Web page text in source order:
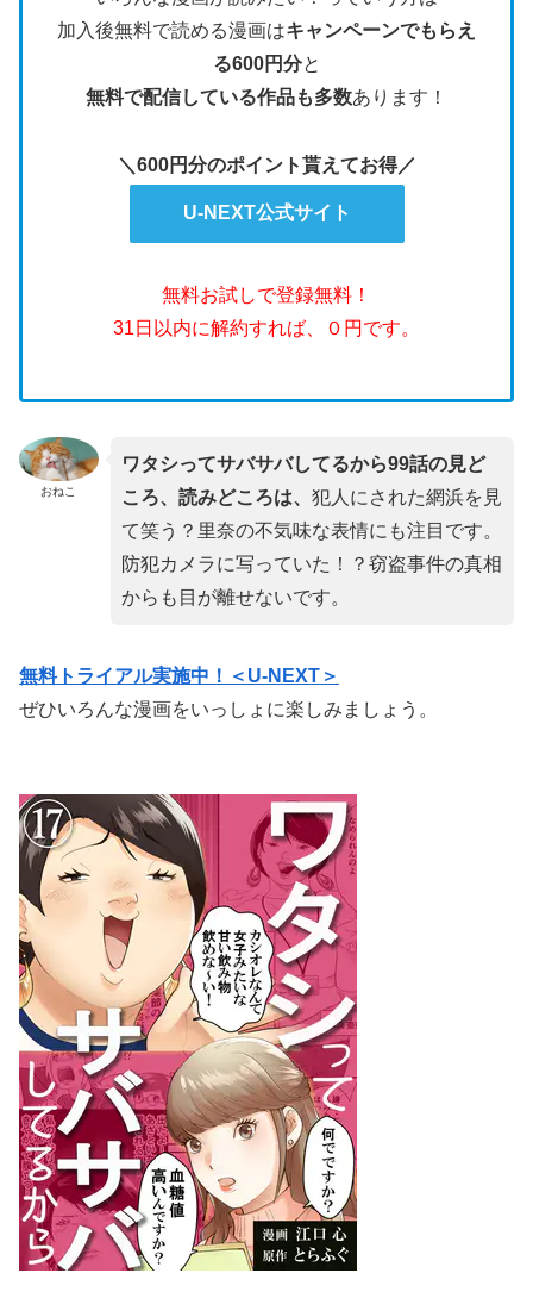
加入後無料で読める漫画はキャンペーンでもらえ
る600円分と
無料で配信している作品も多数あります！
＼600円分のポイント貰えてお得／
U-NEXT公式サイト
無料お試しで登録無料！
31日以内に解約すれば、０円です。
おねこ
ワタシってサバサバしてるから99話の見ど
ころ、読みどころは、 犯人にされた網浜を見
て笑う？里奈の不気味な表情にも注目です。
防犯カメラに写っていた！？窃盗事件の真相
からも目が離せないです。
無料トライアル実施中！＜U-NEXT＞
ぜひいろんな漫画をいっしょに楽しみましょう。